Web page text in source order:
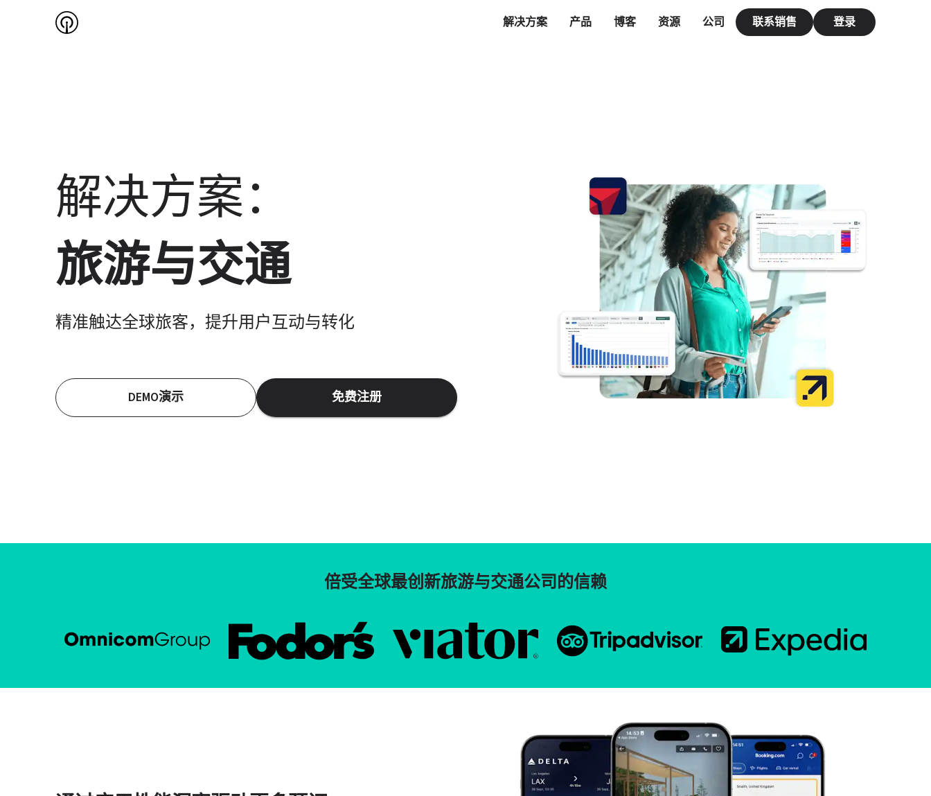
解决方案 产品 博客 资源 公司 联系销售 登录
解决方案：
旅游与交通
精准触达全球旅客，提升用户互动与转化
DEMO演示 免费注册
倍受全球最创新旅游与交通公司的信赖